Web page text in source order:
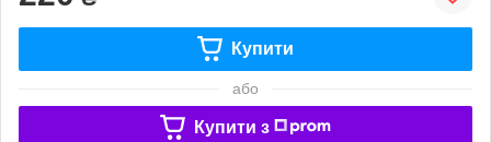
Купити
або
Купити з